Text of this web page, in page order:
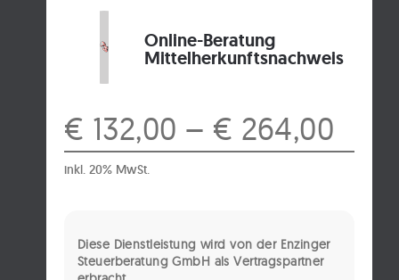
Online-Beratung
Mittelherkunftsnachweis
€ 132,00 – € 264,00
inkl. 20% MwSt.
Diese Dienstleistung wird von der Enzinger
Steuerberatung GmbH als Vertragspartner